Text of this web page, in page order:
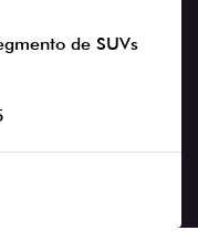
de SUVs